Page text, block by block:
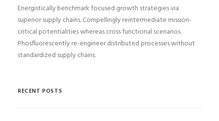
Energistically benchmark focused growth strategies via
superior supply chains. Compellingly reintermediate mission-
critical potentialities whereas cross functional scenarios.
Phosfluorescently re-engineer distributed processes without
standardized supply chains.
RECENT POSTS